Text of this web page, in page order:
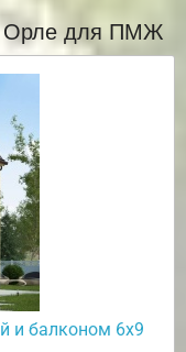
Орле для ПМЖ
и балконом 6х9